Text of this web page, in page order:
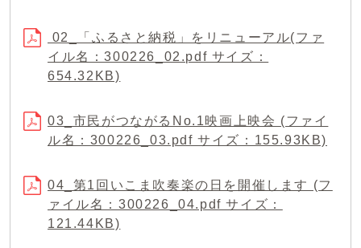
02_「ふるさと納税」をリニューアル(ファ
イル名：300226_02.pdf サイズ：
654.32KB)
03_市民がつながるNo.1映画上映会 (ファイ
ル名：300226_03.pdf サイズ：155.93KB)
04_第1回いこま吹奏楽の日を開催します (フ
ァイル名：300226_04.pdf サイズ：
121.44KB)